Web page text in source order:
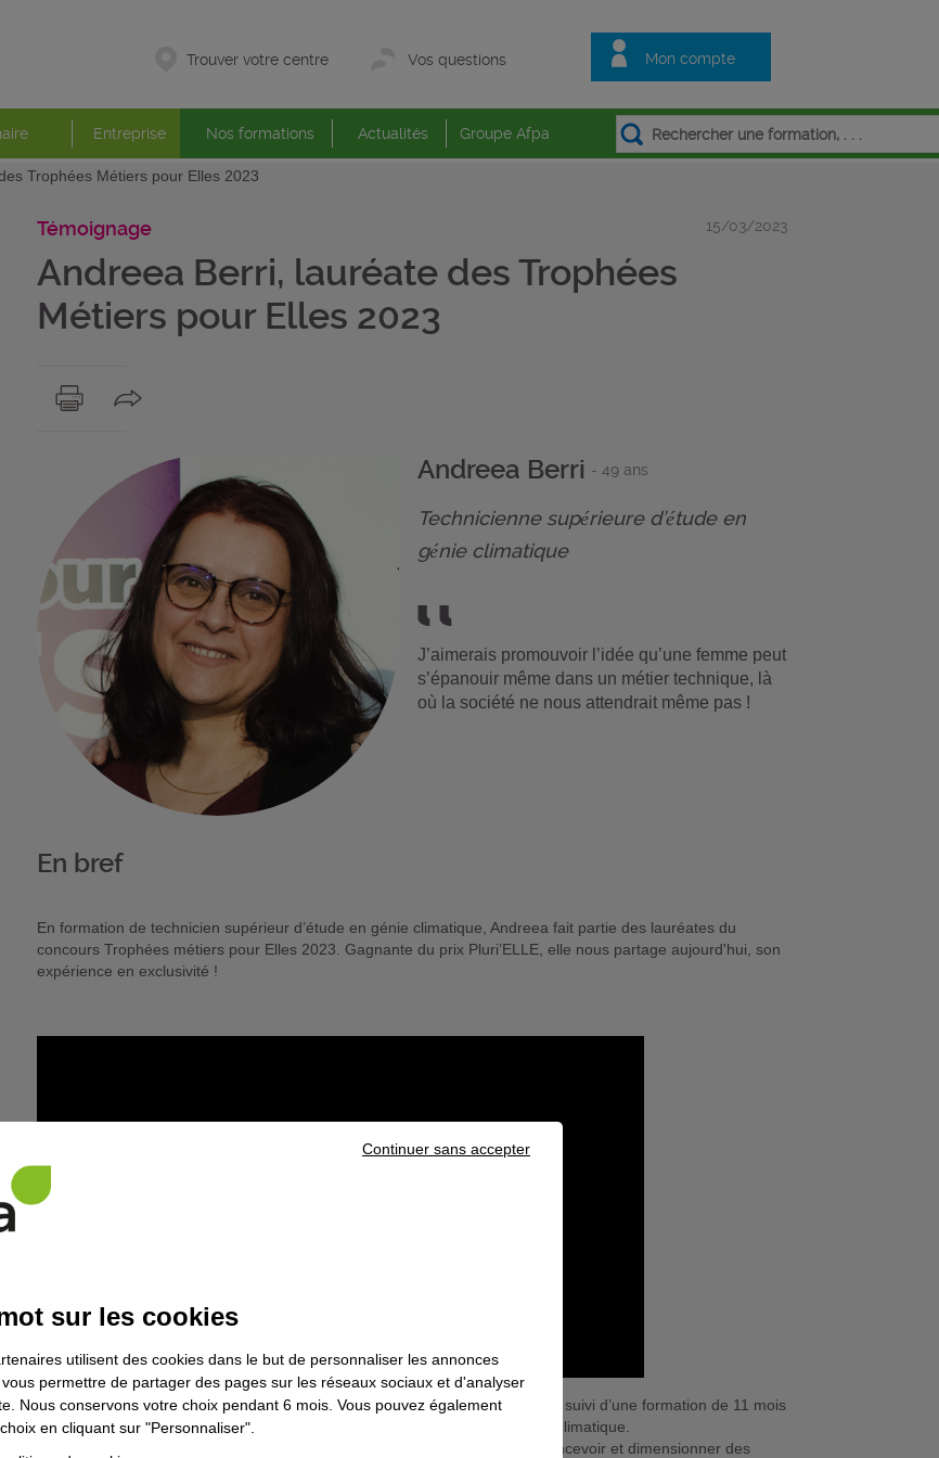
Mon compte
Trouver votre centre Vos questions
Entreprise Nos formations Actualités Groupe Afpa
Trophées Métiers pour Elles 2023
Témoignage 15/03/2023
Andreea Berri, lauréate des Trophées
Métiers pour Elles 2023
Andreea Berri - 49 ans
Technicienne supérieure d’étude en
génie climatique
J’aimerais promouvoir l’idée qu’une femme peut
s’épanouir même dans un métier technique, là
où la société ne nous attendrait même pas !
En bref
En formation de technicien supérieur d’étude en génie climatique, Andreea fait partie des lauréates du
concours Trophées métiers pour Elles 2023. Gagnante du prix Pluri’ELLE, elle nous partage aujourd'hui, son
expérience en exclusivité !
Habitante du Bas-Rhin, Andreea BERRI, 49 ans, décide de se lancer dans le suivi d’une formation de 11 mois
à l’AFPA de Colmar, pour devenir technicienne supérieure d’étude en génie climatique.
En pleine reconversion professionnelle, elle se dirige vers ce métier pour concevoir et dimensionner des
sur les cookies
utilisent des cookies dans le but de personnaliser les annonces
permettre de partager des pages sur les réseaux sociaux et d'analyser
Nous conservons votre choix pendant 6 mois. Vous pouvez également
en cliquant sur "Personnaliser".
Continuer sans accepter